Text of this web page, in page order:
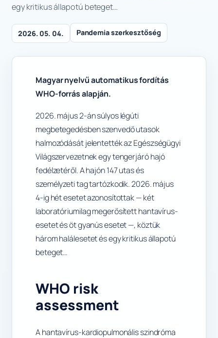
egy kritikus állapotú beteget…
2026. 05. 04. Pandemia szerkesztőség
Magyar nyelvű automatikus fordítás
WHO-forrás alapján.
2026. május 2-án súlyos légúti
megbetegedésben szenvedő utasok
halmozódását jelentették az Egészségügyi
Világszervezetnek egy tengerjáró hajó
fedélzetéről. A hajón 147 utas és
személyzeti tag tartózkodik. 2026. május
4-ig hét esetet azonosítottak — két
laboratóriumilag megerősített hantavírus-
esetet és öt gyanús esetet —, köztük
három halálesetet és egy kritikus állapotú
beteget…
WHO risk
assessment
A hantavírus-kardiopulmonális szindróma